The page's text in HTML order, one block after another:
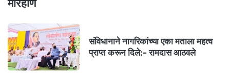
मारहाण
संविधानाने नागरिकांच्या एका मताला महत्व
प्राप्त करून दिले:- रामदास आठवले